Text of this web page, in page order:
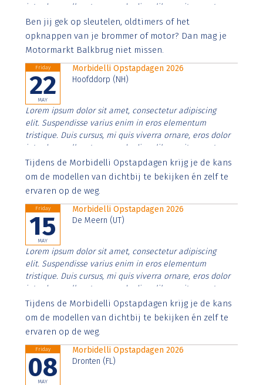
interdum nulla, ut commodo diam libero vitae erat.
Aenean faucibus nibh et justo cursus id rutrum lorem
imperdiet. Nunc ut sem vitae risus tristique posuere.
Ben jij gek op sleutelen, oldtimers of het
opknappen van je brommer of motor? Dan mag je
Motormarkt Balkbrug niet missen.
Friday
22
MAY
Morbidelli Opstapdagen 2026
Hoofddorp (NH)
Lorem ipsum dolor sit amet, consectetur adipiscing
elit. Suspendisse varius enim in eros elementum
tristique. Duis cursus, mi quis viverra ornare, eros dolor
interdum nulla, ut commodo diam libero vitae erat.
Aenean faucibus nibh et justo cursus id rutrum lorem
imperdiet. Nunc ut sem vitae risus tristique posuere.
Tijdens de Morbidelli Opstapdagen krijg je de kans
om de modellen van dichtbij te bekijken én zelf te
ervaren op de weg.
Friday
15
MAY
Morbidelli Opstapdagen 2026
De Meern (UT)
Lorem ipsum dolor sit amet, consectetur adipiscing
elit. Suspendisse varius enim in eros elementum
tristique. Duis cursus, mi quis viverra ornare, eros dolor
interdum nulla, ut commodo diam libero vitae erat.
Aenean faucibus nibh et justo cursus id rutrum lorem
imperdiet. Nunc ut sem vitae risus tristique posuere.
Tijdens de Morbidelli Opstapdagen krijg je de kans
om de modellen van dichtbij te bekijken én zelf te
ervaren op de weg.
Friday
08
MAY
Morbidelli Opstapdagen 2026
Dronten (FL)